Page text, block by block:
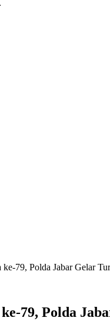
79, Polda Jabar Gelar
79, Polda